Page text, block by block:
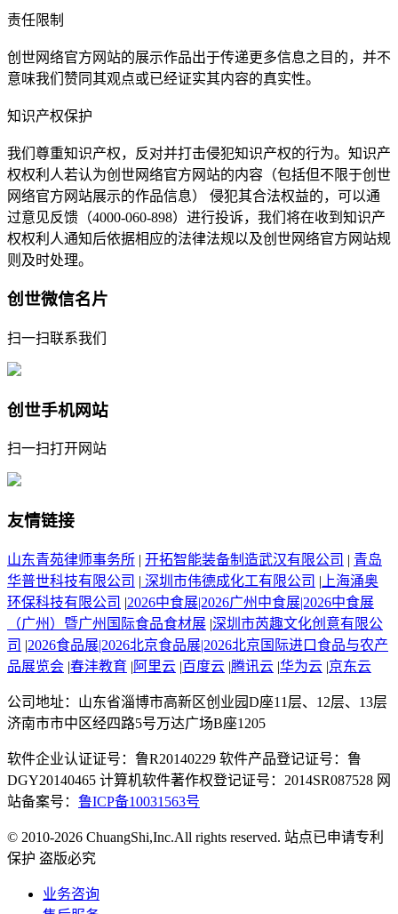
责任限制
创世网络官方网站的展示作品出于传递更多信息之目的，并不
意味我们赞同其观点或已经证实其内容的真实性。
知识产权保护
我们尊重知识产权，反对并打击侵犯知识产权的行为。知识产
权权利人若认为创世网络官方网站的内容（包括但不限于创世
网络官方网站展示的作品信息） 侵犯其合法权益的，可以通
过意见反馈（4000-060-898）进行投诉，我们将在收到知识产
权权利人通知后依据相应的法律法规以及创世网络官方网站规
则及时处理。
创世微信名片
扫一扫联系我们
创世手机网站
扫一扫打开网站
友情链接
山东青苑律师事务所 | 开拓智能装备制造武汉有限公司 | 青岛
华普世科技有限公司 | 深圳市伟德成化工有限公司 | 上海涌奥
环保科技有限公司 |2026中食展|2026广州中食展|2026中食展
（广州）暨广州国际食品食材展 |深圳市芮趣文化创意有限公
司 |2026食品展|2026北京食品展|2026北京国际进口食品与农产
品展览会 |春沣教育 | 阿里云 |百度云 |腾讯云 |华为云 |京东云
公司地址：山东省淄博市高新区创业园D座11层、12层、13层
济南市市中区经四路5号万达广场B座1205
软件企业认证证号：鲁R20140229 软件产品登记证号：鲁
DGY20140465 计算机软件著作权登记证号：2014SR087528 网
站备案号： 鲁ICP备10031563号
© 2010-2026 ChuangShi,Inc.All rights reserved. 站点已申请专利
保护 盗版必究
业务咨询